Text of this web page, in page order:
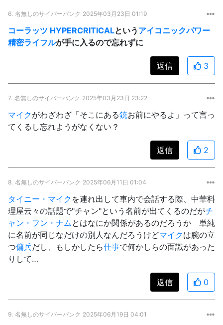
6. 名無しのサイバーパンク 2025年03月23日 01:19
コーラッツ HYPERCRITICALという アイコニックパワー
精密ライフルが手に入るので忘れずに
返信 3
7. 名無しのサイバーパンク 2025年03月23日 23:22
マイクがわざわざ「そこにある銃お前にやるよ」って言っ
てくるし忘れようがなくない？
返信 2
8. 名無しのサイバーパンク 2025年06月11日 01:04
タイニー・マイク を連れ出して車内で会話する際、中華料
理屋云々の話題で"チャン"という名前が出てくるのだがチ
ャン・フン・ナム とはなにか関係があるのだろうか 単純
に名前が同じなだけの別人なんだろうけどマイクは腕の立
つ傭兵だし、もしかしたら仕事で何かしらの面識があった
りして…
返信 0
9. 名無しのサイバーパンク 2025年06月19日 04:01